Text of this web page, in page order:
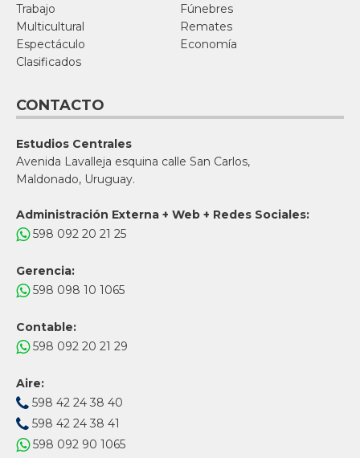
Trabajo
Fúnebres
Multicultural
Remates
Espectáculo
Economía
Clasificados
CONTACTO
Estudios Centrales
Avenida Lavalleja esquina calle San Carlos,
Maldonado, Uruguay.
Administración Externa + Web + Redes Sociales:
598 092 20 21 25
Gerencia:
598 098 10 1065
Contable:
598 092 20 21 29
Aire:
598 42 24 38 40
598 42 24 38 41
598 092 90 1065